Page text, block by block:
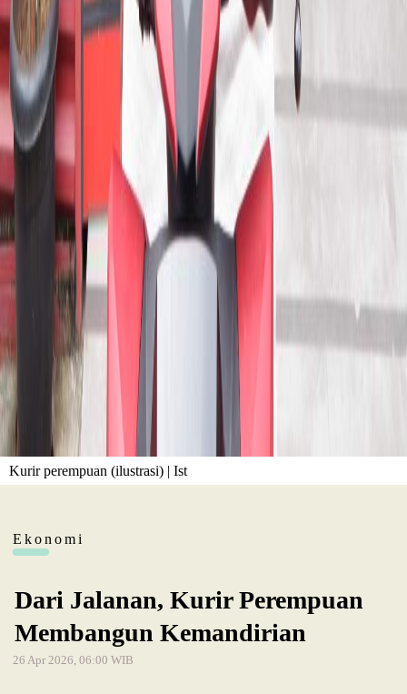
Kurir perempuan (ilustrasi) | Ist
Ekonomi
Dari Jalanan, Kurir Perempuan
Membangun Kemandirian
26 Apr 2026, 06:00 WIB